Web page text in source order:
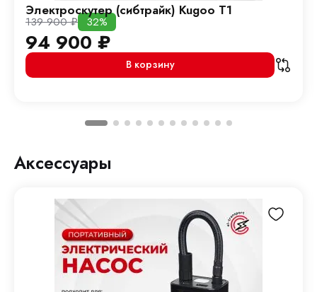
Электроскутер (сибтрайк) Kugoo T1
139 900₽ 32%
94 900 ₽
В корзину
Аксессуары